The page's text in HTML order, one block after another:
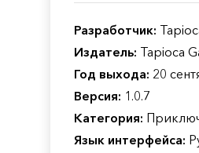
Разработчик:
Издатель: Tapioca
Год выхода: 20
Версия: 1.0.7
Категория:
Язык интерфейса: